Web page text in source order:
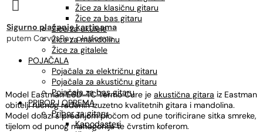
Žice za klasičnu gitaru
Žice za bas gitaru
Žice za ukulele
Žice za mandolinu
Žice za gitalele
POJAČALA
Pojačala za električnu gitaru
Pojačala za akustičnu gitaru
Pojačala za bas gitaru
PRIBOR I OPREMA
Pribor za gitaru
Kapodasteri

Sigurno plaćanje karticama
putem CorvusPay platforme
Model Eastman E6D-TC Termo Cure je akustična gitara iz Eastman
obitelji ručnog rađenih izuzetno kvalitetnih gitara i mandolina.
Model dolazi s prednjom pločom od pune torificirane sitka smreke,
tijelom od punog mahagonija te čvrstim koferom.